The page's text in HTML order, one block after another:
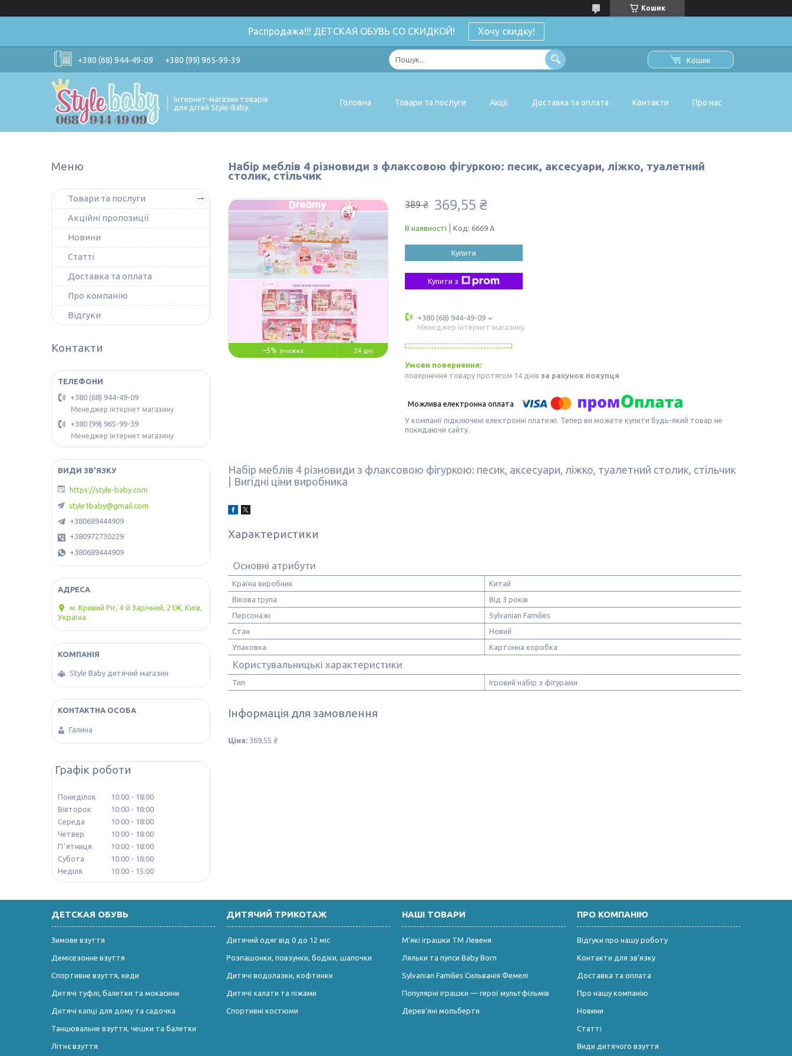
Кошик
Распродажа!!! ДЕТСКАЯ ОБУВЬ СО СКИДКОЙ! Хочу скидку!
+380 (68) 944-49-09 +380 (99) 965-99-39 Кошик
Інтернет-магазин товарів
для дітей Style-Baby.
Головна Товари та послуги Акції Доставка та оплата Контакти Про нас
Набір меблів 4 різновиди з флаксовою фігуркою: песик, аксесуари, ліжко, туалетний
столик, стільчик
–5% 24 дні
389 ₴ 369,55 ₴
В наявності Код: 6669 A
Купити
Купити з
+380 (68) 944-49-09
Менеджер інтернет магазину
повернення товару протягом 14 днів за рахунок покупця
У компанії підключені електронні платежі. Тепер ви можете купити будь-який товар не
покидаючи сайту.
Набір меблів 4 різновиди з флаксовою фігуркою: песик, аксесуари, ліжко, туалетний столик, стільчик
| Вигідні ціни виробника
Характеристики
Основні атрибути
Країна виробник
Китай
Вікова група
Від 3 років
Персонажі
Sylvanian Families
Стан
Новий
Упаковка
Картонна коробка
Користувальницькі характеристики
Тип Ігровий набір з фігурами
Інформація для замовлення
Ціна: 369,55 ₴
Товари та послуги
Акційні пропозиції
Новини
Статті
Доставка та оплата
Про компанію
Відгуки
Контакти
+380 (68) 944-49-09
Менеджер інтернет магазину
+380 (99) 965-99-39
Менеджер інтернет магазину
https://style-baby.com
style1baby@gmail.com
+380689444909
+380972730229
+380689444909
м. Кривий Ріг, 4-й Зарічний, 21Ж, Київ,
Україна
Style Baby дитячий магазин
Галина
Графік роботи
Понеділок 10:00
18:00
Вівторок
10:00
18:00
Середа
10:00
18:00
Четвер
10:00
18:00
Пʼятниця
10:00
18:00
Субота
10:00
18:00
Неділя
10:00 15:00
ДЕТСКАЯ ОБУВЬ
Зимове взуття
Демісезонне взуття
Спортивне взуття, кеди
Дитячі туфлі, балетки та мокасини
Дитячі капці для дому та садочка
Танцювальне взуття, чешки та балетки
Літнє взуття
ДИТЯЧИЙ ТРИКОТАЖ
Дитячий одяг від 0 до 12 міс
Розпашонки, повзунки, бодіки, шапочки
Дитячі водолазки, кофтинки
Дитячі халати та піжами
Спортивні костюми
НАШІ ТОВАРИ
М’які іграшки ТМ Левеня
Ляльки та пупси Baby Born
Sylvanian Families Сильванія Фемелі
Популярні іграшки — герої мультфільмів
Дерев’яні мольберти
ПРО КОМПАНІЮ
Відгуки про нашу роботу
Контакти для зв’язку
Доставка та оплата
Про нашу компанію
Новини
Статті
Види дитячого взуття